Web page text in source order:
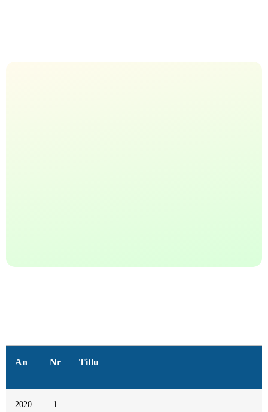
An Nr Titlu
2020 1